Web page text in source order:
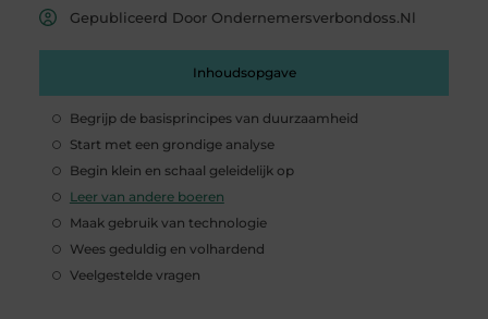
Gepubliceerd Door Ondernemersverbondoss.nl
Inhoudsopgave
Begrijp de basisprincipes van duurzaamheid
Start met een grondige analyse
Begin klein en schaal geleidelijk op
Leer van andere boeren
Maak gebruik van technologie
Wees geduldig en volhardend
Veelgestelde vragen